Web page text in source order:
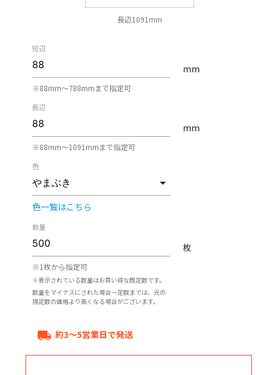
長辺1091mm
短辺
※88mm〜788mmまで指定可
mm
長辺
※88mm〜1091mmまで指定可
mm
色
色一覧はこちら
数量
※1枚から指定可
※表示されている数量はお買い得な既定数です。
数量をマイナスにされた場合一定数までは、元の
規定数の価格より高くなる場合がございます。
枚
local_shipping 約3～5営業日で発送